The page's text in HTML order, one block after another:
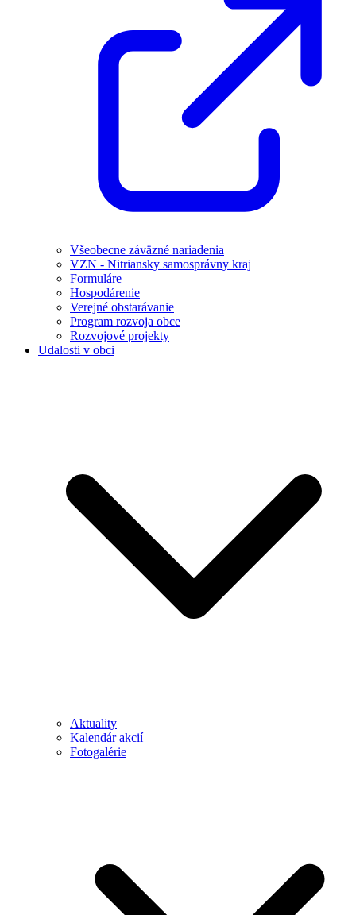
Všeobecne záväzné nariadenia
VZN - Nitriansky samosprávny kraj
Formuláre
Hospodárenie
Verejné obstarávanie
Program rozvoja obce
Rozvojové projekty
Udalosti v obci
Aktuality
Kalendár akcií
Fotogalérie